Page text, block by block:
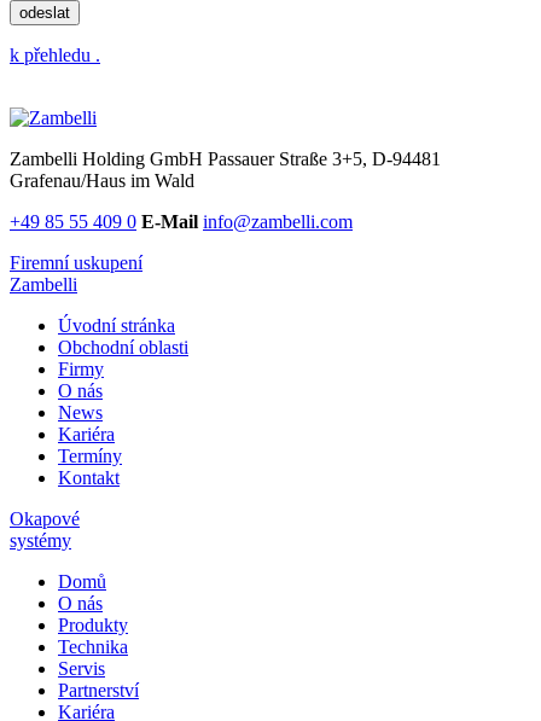
odeslat
k přehledu .
Zambelli Holding GmbH Passauer Straße 3+5, D-94481
Grafenau/Haus im Wald
+49 85 55 409 0 E-Mail info@zambelli.com
Firemní uskupení
Zambelli
Úvodní stránka
Obchodní oblasti
Firmy
O nás
News
Kariéra
Termíny
Kontakt
Okapové
systémy
Domů
O nás
Produkty
Technika
Servis
Partnerství
Kariéra